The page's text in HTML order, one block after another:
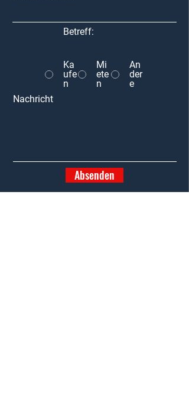
Betreff:
Ka
ufe
n
Mi
ete
n
An
der
e
Nachricht
Absenden